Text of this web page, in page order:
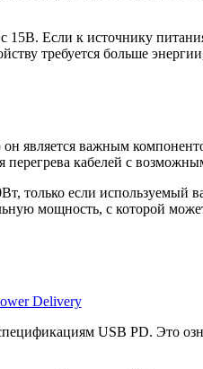
Если к источнику
требуется больше
является важным
кабелей с
если используемый
мощность, с которой
USB PD. Это